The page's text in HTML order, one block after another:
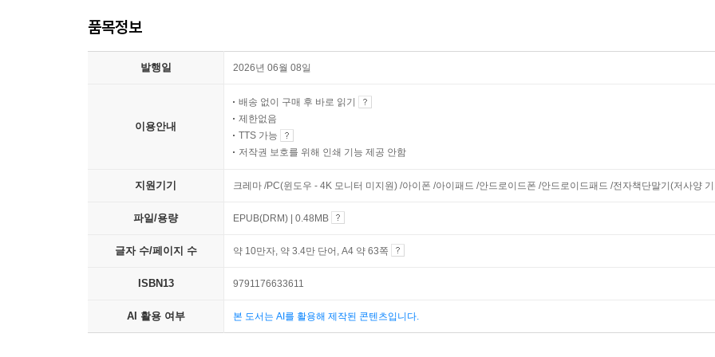
품목정보
발행일 2026년 06월 08일
이용안내
배송 없이 구매 후 바로 읽기
제한없음
TTS 가능
저작권 보호를 위해 인쇄 기능 제공 안함
지원기기 크레마 /PC(윈도우 - 4K 모니터 미지원) /아이폰 /아이패드 /안드로이드폰 /안드로이드패드 /전자책단말기(저사양
파일/용량 EPUB(DRM) | 0.48MB
글자 수/페이지 수 약 10만자, 약 3.4만 단어, A4 약 63쪽
ISBN13 9791176633611
AI 활용 여부 본 도서는 AI를 활용해 제작된 콘텐츠입니다.